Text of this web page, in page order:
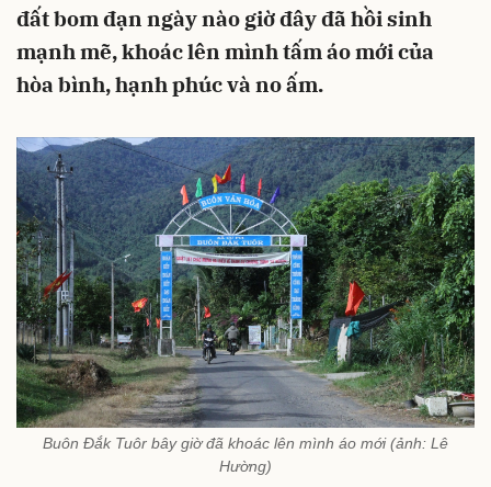
đất bom đạn ngày nào giờ đây đã hồi sinh
mạnh mẽ, khoác lên mình tấm áo mới của
hòa bình, hạnh phúc và no ấm.
Buôn Đắk Tuôr bây giờ đã khoác lên mình áo mới (ảnh: Lê
Hường)